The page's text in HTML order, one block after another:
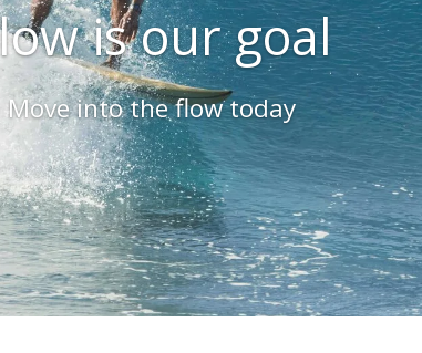
is our goal
Move into the flow today